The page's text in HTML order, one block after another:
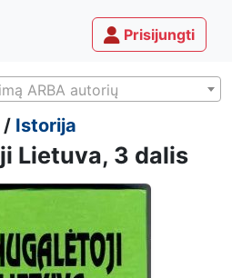
Prisijungti
ARBA autorių
/ Istorija
Lietuva, 3 dalis